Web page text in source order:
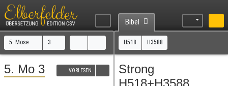
Bibel
5. Mose 3
VORLESEN
5. Mo 3
H518 H3588
Strong